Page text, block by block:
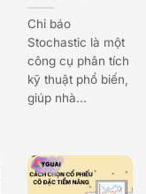
Chỉ báo
Stochastic là một
công cụ phân tích
kỹ thuật phổ biến,
giúp nhà...